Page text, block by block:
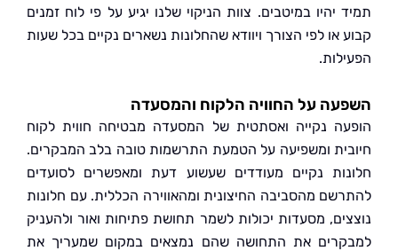
יהיו במיטבים. צוות הניקוי שלנו יגיע על פי לוח זמנים
או לפי הצורך ויוודא שהחלונות נשארים נקיים בכל שעות
על החוויה הלקוח והמסעדה
נקייה ואסתטית של המסעדה מבטיחה חווית לקוח
ומשפיעה על הטמעת התרשמות טובה בלב המבקרים.
נקיים מעודדים שעשוע דעת ומאפשרים לסועדים
מהסביבה החיצונית ומהאווירה הכללית. עם חלונות
מסעדות יכולות לשמר תחושת פתיחות ואור ולהעניק
את התחושה שהם נמצאים במקום שמעריך את